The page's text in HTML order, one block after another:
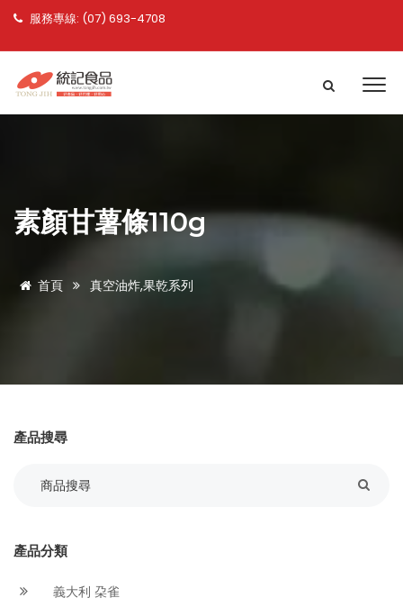
服務專線: (07) 693-4708
素顏甘薯條110g
首頁 真空油炸,果乾系列
產品搜尋
產品分類
義大利 朶雀